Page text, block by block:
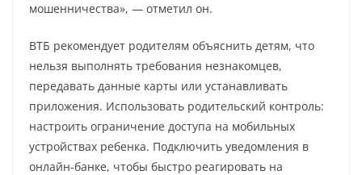
мошенничества», — отметил он.
ВТБ рекомендует родителям объяснить детям, что
нельзя выполнять требования незнакомцев,
передавать данные карты или устанавливать
приложения. Использовать родительский контроль:
настроить ограничение доступа на мобильных
устройствах ребенка. Подключить уведомления в
онлайн-банке, чтобы быстро реагировать на